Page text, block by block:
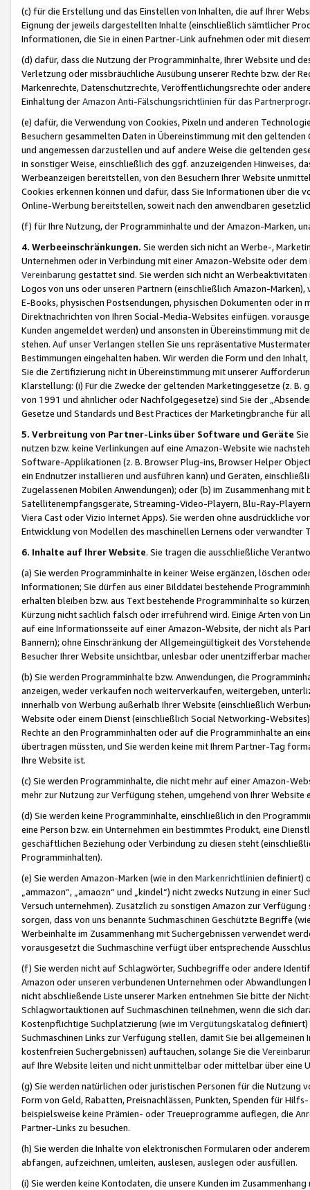
(c) für die Erstellung und das Einstellen von Inhalten, die auf Ihrer
Eignung der jeweils dargestellten Inhalte (einschließlich sämtlicher
Informationen, die Sie in einen Partner-Link aufnehmen oder mit
(d) dafür, dass die Nutzung der Programminhalte, Ihrer Website und
Verletzung oder missbräuchliche Ausübung unserer Rechte bzw. der
Markenrechte, Datenschutzrechte, Veröffentlichungsrechte oder
Einhaltung derAmazon Anti-Fälschungsrichtlinien für das
(e) dafür, die Verwendung von Cookies, Pixeln und anderen
Besuchern gesammelten Daten in Übereinstimmung mit den
und angemessen darzustellen und auf andere Weise die geltenden
in sonstiger Weise, einschließlich des ggf. anzuzeigenden Hinweises,
Werbeanzeigen bereitstellen, von den Besuchern Ihrer Website
Cookies erkennen können und dafür, dass Sie Informationen über die
Online-Werbung bereitstellen, soweit nach den anwendbaren
(f) für Ihre Nutzung, der Programminhalte und der Amazon-Marken,
4. Werbeeinschränkungen. Sie werden sich nicht an Werbe-,
Unternehmen oder in Verbindung mit einer Amazon-Website oder
Vereinbarung gestattet sind. Sie werden sich nicht an
Logos von uns oder unseren Partnern (einschließlich Amazon-
E-Books, physischen Postsendungen, physischen Dokumenten oder in
Direktnachrichten von Ihren Social-Media-Websites einfügen.
Kunden angemeldet werden) und ansonsten in Übereinstimmung mit
stehen. Auf unser Verlangen stellen Sie uns repräsentative
Bestimmungen eingehalten haben. Wir werden die Form und den
Sie die Zertifizierung nicht in Übereinstimmung mit unserer
Klarstellung: (i) Für die Zwecke der geltenden Marketinggesetze (z. B.
von 1991 und ähnlicher oder Nachfolgegesetze) sind Sie der
Gesetze und Standards und Best Practices der Marketingbranche für
5. Verbreitung von Partner-Links über Software und Geräte
nutzen bzw. keine Verlinkungen auf eine Amazon-Website wie
Software-Applikationen (z. B. Browser Plug-ins, Browser Helper
ein Endnutzer installieren und ausführen kann) und Geräten,
Zugelassenen Mobilen Anwendungen); oder (b) im Zusammenhang
Satellitenempfangsgeräte, Streaming-Video-Playern, Blu-Ray-
Viera Cast oder Vizio Internet Apps). Sie werden ohne ausdrückliche
Entwicklung von Modellen des maschinellen Lernens oder
6. Inhalte auf Ihrer Website. Sie tragen die ausschließliche
(a) Sie werden Programminhalte in keiner Weise ergänzen, löschen
Informationen; Sie dürfen aus einer Bilddatei bestehende
erhalten bleiben bzw. aus Text bestehende Programminhalte so
Kürzung nicht sachlich falsch oder irreführend wird. Einige Arten von
auf eine Informationsseite auf einer Amazon-Website, der nicht als
Bannern); ohne Einschränkung der Allgemeingültigkeit des
Besucher Ihrer Website unsichtbar, unlesbar oder unentzifferbar
(b) Sie werden Programminhalte bzw. Anwendungen, die
anzeigen, weder verkaufen noch weiterverkaufen, weitergeben,
innerhalb von Werbung außerhalb Ihrer Website (einschließlich
Website oder einem Dienst (einschließlich Social Networking-
Rechte an den Programminhalten oder auf die Programminhalte an
übertragen müssten, und Sie werden keine mit Ihrem Partner-Tag
Ihre Website ist.
(c) Sie werden Programminhalte, die nicht mehr auf einer Amazon-
mehr zur Nutzung zur Verfügung stehen, umgehend von Ihrer
(d) Sie werden keine Programminhalte, einschließlich in den
eine Person bzw. ein Unternehmen ein bestimmtes Produkt, eine
geschäftlichen Beziehung oder Verbindung zu diesen steht
Programminhalten).
(e) Sie werden Amazon-Marken (wie in den Markenrichtlinien definiert)
„ammazon“, „amaozn“ und „kindel“) nicht zwecks Nutzung in einer
Versuch unternehmen). Zusätzlich zu sonstigen Amazon zur
sorgen, dass von uns benannte Suchmaschinen Geschützte Begriffe
Werbeinhalte im Zusammenhang mit Suchergebnissen verwendet
vorausgesetzt die Suchmaschine verfügt über entsprechende
(f) Sie werden nicht auf Schlagwörter, Suchbegriffe oder andere
Amazon oder unseren verbundenen Unternehmen oder
nicht abschließende Liste unserer Marken entnehmen Sie bitte der
Schlagwortauktionen auf Suchmaschinen teilnehmen, wenn die sich
Kostenpflichtige Suchplatzierung (wie im Vergütungskatalog definiert)
Suchmaschinen Links zur Verfügung stellen, damit Sie bei
kostenfreien Suchergebnissen) auftauchen, solange Sie die
auf Ihre Website leiten und nicht unmittelbar oder mittelbar über eine
(g) Sie werden natürlichen oder juristischen Personen für die Nutzung
Form von Geld, Rabatten, Preisnachlässen, Punkten, Spenden für
beispielsweise keine Prämien- oder Treueprogramme auflegen, die
Partner-Links zu besuchen.
(h) Sie werden die Inhalte von elektronischen Formularen oder
abfangen, aufzeichnen, umleiten, auslesen, auslegen oder ausfüllen.
(i) Sie werden keine Kontodaten, die unsere Kunden im